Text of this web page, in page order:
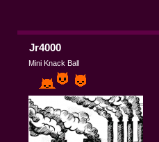
Jr4000
Mini Knack Ball